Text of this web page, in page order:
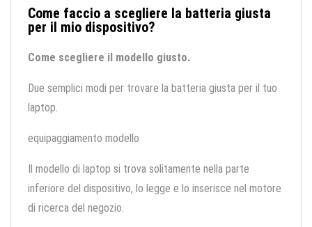
Come faccio a scegliere la batteria giusta
per il mio dispositivo?
Come scegliere il modello giusto.
Due semplici modi per trovare la batteria giusta per il tuo
laptop.
equipaggiamento modello
Il modello di laptop si trova solitamente nella parte
inferiore del dispositivo, lo legge e lo inserisce nel motore
di ricerca del negozio.